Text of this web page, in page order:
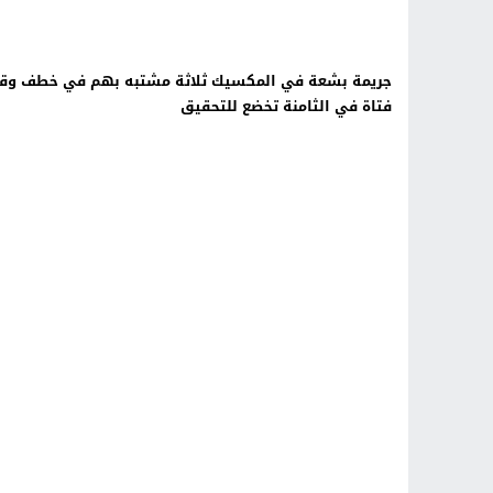
جريمة بشعة في المكسيك ثلاثة مشتبه بهم في خطف
فتاة في الثامنة تخضع للتحقيق